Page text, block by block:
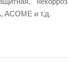
ACOME и т.д.